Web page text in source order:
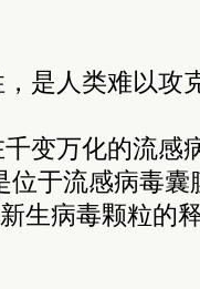
是人类难以攻
变万化的流感
于流感病毒囊
生病毒颗粒的